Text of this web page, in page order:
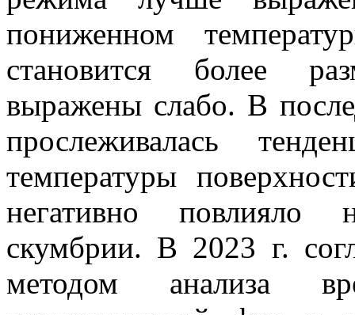
пониженном
становится более
выражены слабо. В
прослеживалась
температуры
негативно повлияло
скумбрии. В 2023 г.
методом анализа